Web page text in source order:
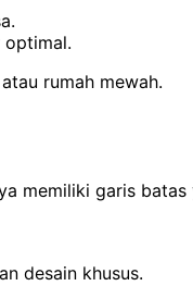
optimal.
rumah mewah.
memiliki garis
desain khusus.